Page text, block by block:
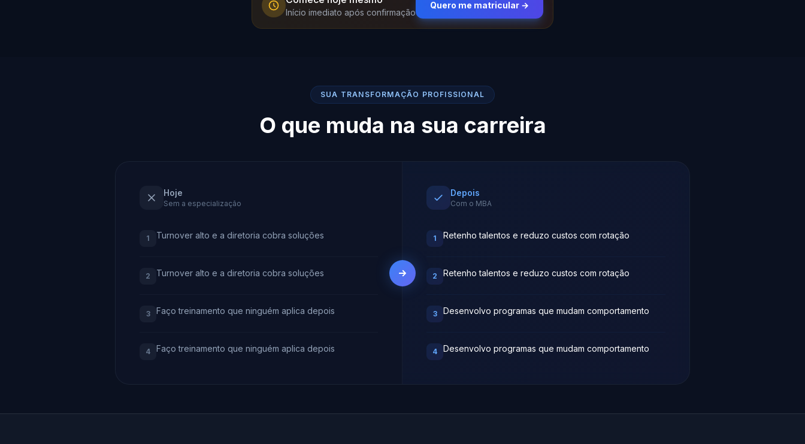
Início imediato após confirmação
Quero me matricular →
SUA TRANSFORMAÇÃO PROFISSIONAL
O que muda na sua carreira
Hoje
Sem a especialização
1 Turnover alto e a diretoria cobra soluções
2 Turnover alto e a diretoria cobra soluções
3 Faço treinamento que ninguém aplica depois
4 Faço treinamento que ninguém aplica depois
Depois
Com o MBA
1 Retenho talentos e reduzo custos com rotação
2 Retenho talentos e reduzo custos com rotação
3 Desenvolvo programas que mudam comportamento
4 Desenvolvo programas que mudam comportamento